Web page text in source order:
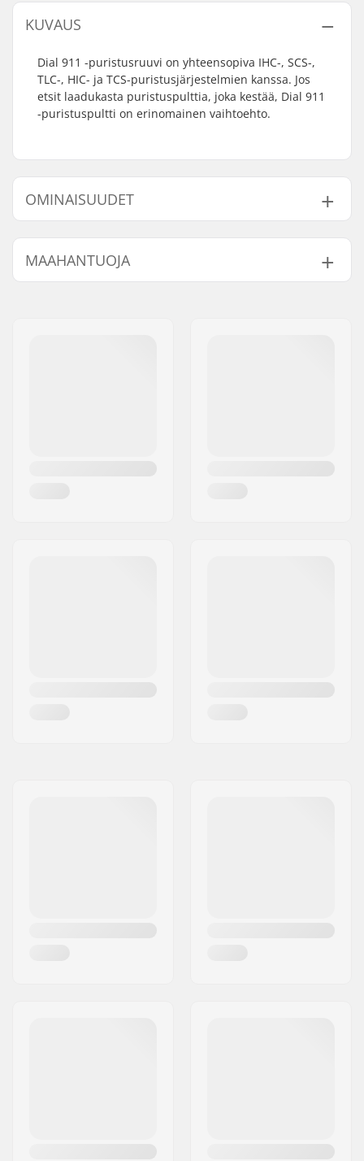
KUVAUS
Dial 911 -puristusruuvi on yhteensopiva IHC-, SCS-,
TLC-, HIC- ja TCS-puristusjärjestelmien kanssa. Jos
etsit laadukasta puristuspulttia, joka kestää, Dial 911
-puristuspultti on erinomainen vaihtoehto.
OMINAISUUDET
Compression
järjestelmä:
IHC, SCS, HIC, TCS
Compressiopultin
50mm
MAAHANTUOJA